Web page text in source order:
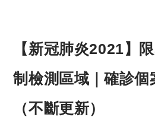
【新冠肺炎2021】
制檢測區域｜確診個
（不斷更新）